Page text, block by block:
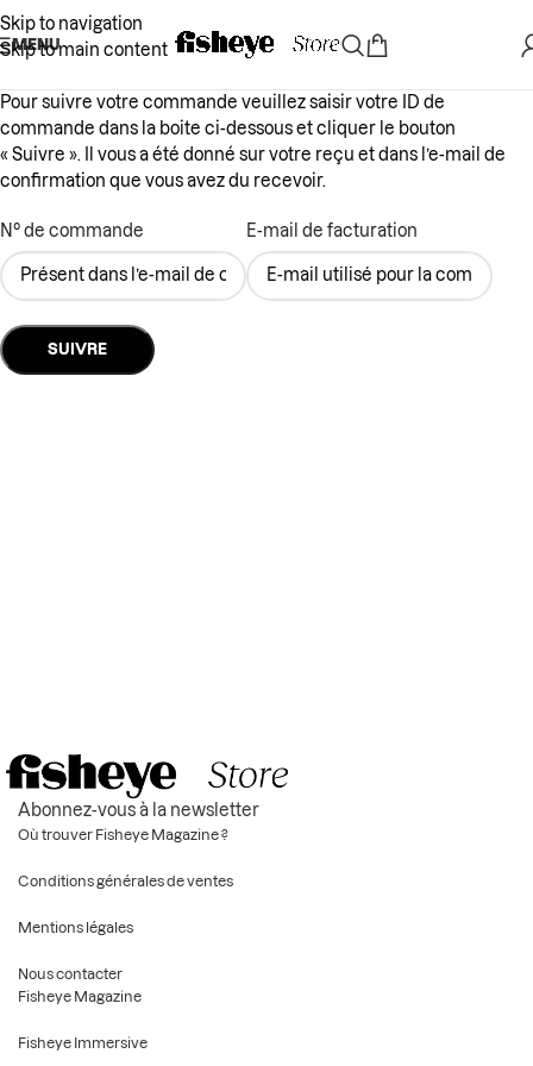
Skip to navigation
Skip to main content
MENU
Pour suivre votre commande veuillez saisir votre ID de
commande dans la boite ci-dessous et cliquer le bouton
« Suivre ». Il vous a été donné sur votre reçu et dans l’e-mail de
confirmation que vous avez du recevoir.
N° de commande E-mail de facturation
SUIVRE
Abonnez-vous à la newsletter
Où trouver Fisheye Magazine ?
Conditions générales de ventes
Mentions légales
Nous contacter
Fisheye Magazine
Fisheye Immersive